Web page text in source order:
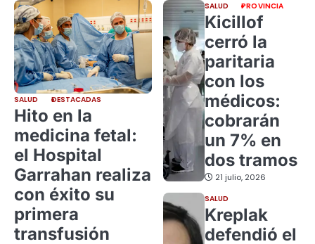
SALUD DESTACADAS
Hito en la
medicina fetal:
el Hospital
Garrahan realiza
con éxito su
primera
transfusión
SALUD PROVINCIA
Kicillof
cerró la
paritaria
con los
médicos:
cobrarán
un 7% en
dos tramos
21 julio, 2026
SALUD
Kreplak
defendió el